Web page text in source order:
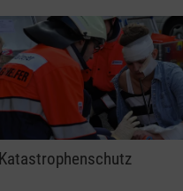
Katastrophenschutz